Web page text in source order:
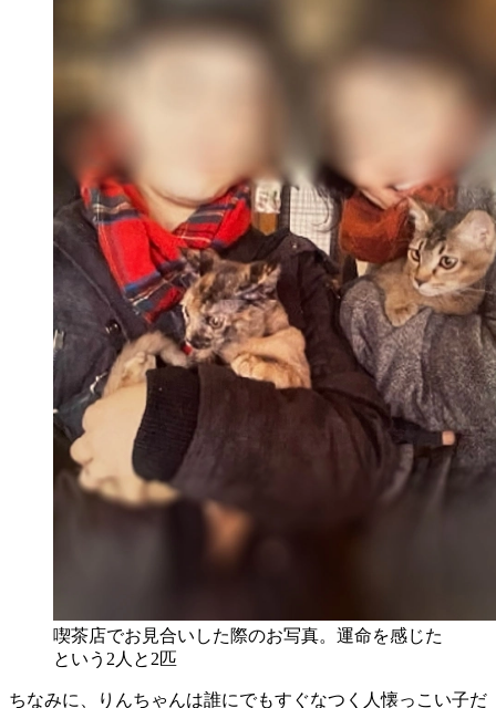
喫茶店でお見合いした際のお写真。運命を感じた
という2人と2匹
ちなみに、りんちゃんは誰にでもすぐなつく人懐っこい子だ